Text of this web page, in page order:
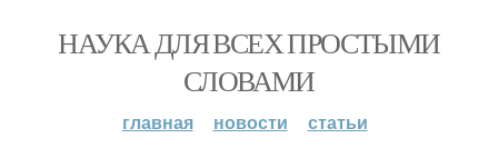
НАУКА ДЛЯ ВСЕХ ПРОСТЫМИ
СЛОВАМИ
главная новости статьи